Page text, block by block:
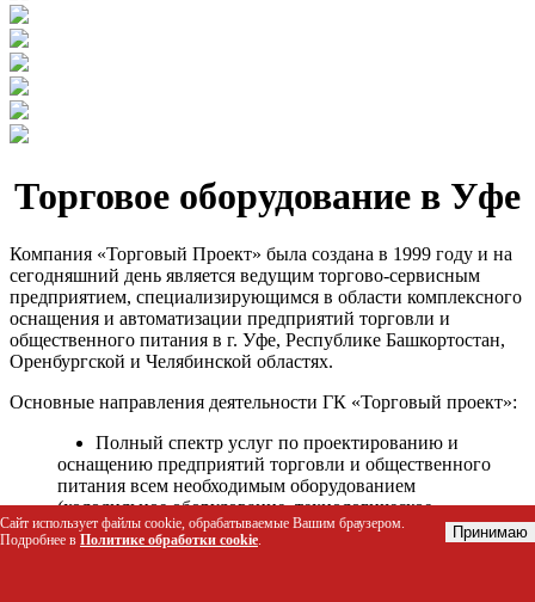
Торговое оборудование в Уфе
Компания «Торговый Проект» была создана в 1999 году и на
сегодняшний день является ведущим торгово-сервисным
предприятием, специализирующимся в области комплексного
оснащения и автоматизации предприятий торговли и
общественного питания в г. Уфе, Республике Башкортостан,
Оренбургской и Челябинской областях.
Основные направления деятельности ГК «Торговый проект»:
Полный спектр услуг по проектированию и
оснащению предприятий торговли и общественного
питания всем необходимым оборудованием
(холодильное оборудование, технологическое
оборудование, стеллажное оборудование и т.д.);
Автоматизация торговых процессов и внедрения
Сайт использует файлы cookie, обрабатываемые Вашим браузером.
Подробнее в Политике обработки cookie. Принимаю